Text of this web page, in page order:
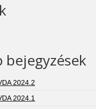
bejegyzések
2024.2
2024.1